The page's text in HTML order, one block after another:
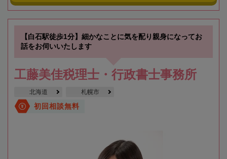
【白石駅徒歩1分】細かなことに気を配り親身になってお
話をお伺いいたします
工藤美佳税理士・行政書士事務所
北海道 札幌市
初回相談無料